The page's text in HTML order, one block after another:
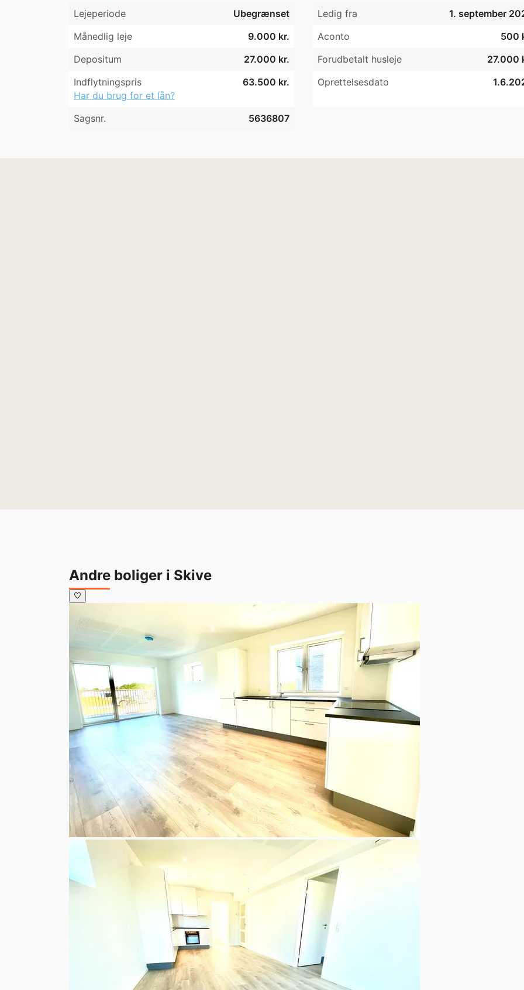
Lejeperiode Ubegrænset Ledig fra
1. september
Månedlig leje
9.000 kr. Aconto
500
Depositum
27.000 kr. Forudbetalt husleje
27.000
Indflytningspris
63.500 kr.
Har du brug for et lån?
Oprettelsesdato
Sagsnr. 5636807
Andre boliger i Skive